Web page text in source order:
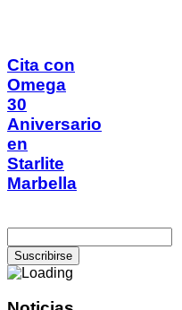
Cita con
Omega
30
Aniversario
en
Starlite
Marbella